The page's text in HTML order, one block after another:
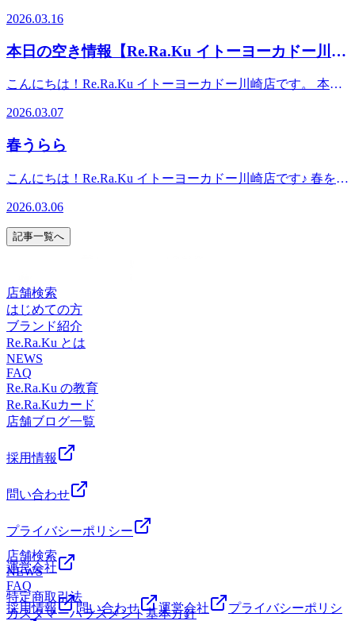
イトーヨーカドー川崎店2F（赤ちゃん休憩室横）【アクセ
ス40系統乗車、「小田栄」下車◎電車 JR「浜川崎駅」徒
歩10分。JR「小田栄駅」徒歩5分。◎車 JR川崎駅、京急川
崎駅より車で10分。イトーヨーカドー川崎専用駐車場あり。
川崎店、ゴルフファイブ川崎店横
話かWebからのご予約がオススメです。スタッフ一同、心よ
カドー川崎店営業時間 10:00-20:00（最終受付 19:15）TEL
イトーヨーカドー川崎店2F（赤ちゃん休憩室横） 【アクセ
ス40系統乗車、「小田栄」下車◎電車 JR「浜川崎駅」徒
歩10分。JR「小田栄駅」徒歩5分。◎車 JR川崎駅、京急川
崎駅より車で10分。イトーヨーカドー川崎専用駐車場あり。
イトーヨーカドー川崎店（旧エスパ川崎）2階スポーツデポ
川崎店、ゴルフファイブ川崎店横
その都度変わる可能性があります。空き時間の枠がない場合
お問合せくださいませ。事前にお電話かWebからのご予約が
オススメです。スタッフ一同、心よりお待ちしております
♪♪【店舗案内】Re.Ra.Ku イトーヨーカドー川崎店営業時間
神奈川県川崎市川崎区小田栄2-2-1イトーヨーカドー川崎店
から東口6番バス乗場、川崎市営バス40系統乗車、「小田
駅」徒歩5分。◎車 JR川崎駅、京急川崎駅より車で10分。
崎店（旧エスパ川崎）2階スポーツデポ川崎店、ゴルフファ
イブ川崎店横
20：00 また、予約状況はその都度変わる可能性がありま
す。空き時間の枠がない場合でもお電話にてご案内可能な場
合もございますのでお気軽にお問合せくださいませ。事前に
心よりお待ちしております♪♪【店舗案内】Re.Ra.Ku イトー
ヨーカドー川崎店営業時間 10:00-20:00（最終受付 19:15）
2-2-1イトーヨーカドー川崎店2F（赤ちゃん休憩室横）【ア
クセス】◎バス 「川崎駅」から東口6番バス乗場、川崎市
営バス40系統乗車、「小田栄」下車◎電車 JR「浜川崎
京急川崎駅より車で10分。イトーヨーカドー川崎専用駐車場
ツデポ川崎店、ゴルフファイブ川崎店横
2026.03.16
本日の空き情報【Re.Ra.Ku イトーヨーカドー川崎
こんにちは！Re.Ra.Ku イトーヨーカドー川崎店です。 本日
ますので、今日がチャンスです★ 【ご案内可能時間】11：
00～20：00お時間帯によっては2名様同時のご案内も可能と
なっております！(ペア利用の場合は、事前にお電話にてお
る可能性があります。空き時間の枠がない場合でもお電話に
てご案内可能な場合もございますのでお気軽にお問合せくだ
さいませ。事前にお電話かWebからのご予約がオススメで
す。スタッフ一同、心よりお待ちしております♪♪【店舗案
内】Re.Ra.Ku イトーヨーカドー川崎店営業時間 10:00-
川県川崎市川崎区小田栄2-2-1イトーヨーカドー川崎店
2F（赤ちゃん休憩室横）【アクセス】◎バス 「川崎駅」
から東口6番バス乗場、川崎市営バス40系統乗車、「小田
栄」下車◎電車 JR「浜川崎駅」徒歩10分。JR「小田栄
駅」徒歩5分。◎車 JR川崎駅、京急川崎駅より車で10分。
イトーヨーカドー川崎専用駐車場あり。イトーヨーカドー川
崎店（旧エスパ川崎）2階スポーツデポ川崎店、ゴルフファ
イブ川崎店横
2026.03.07
春うらら
こんにちは！Re.Ra.Ku イトーヨーカドー川崎店です♪ 春を感
差や気圧の変化で自律神経が乱れやすい季節です。春バテや
寒暖差疲労など心身に様々な不調など感じる方もいらっしゃ
るかと思います。乱れた自律神経を整えるのにRe.Ra.Kuを活
約状況のご案内です☆彡 【ご案内可能時間】10：00～20：
00お時間帯によっては2名様同時のご案内も可能となってお
ります！(ペア利用の場合は、事前にお電話にてお問い合わ
せくださいませ。) また、予約状況はその都度変わる可能性
があります。空き時間の枠がない場合でもお電話にてご案内
可能な場合もございますのでお気軽にお問合せくださいま
せ。事前にお電話かWebからのご予約がオススメです。スタ
ッフ一同、心よりお待ちしております♪♪【店舗案内】
Re.Ra.Ku イトーヨーカドー川崎店営業時間 10:00-20:00（最
終受付 19:15）TEL 044-589-7315〒210-0843 神奈川県川崎
市川崎区小田栄2-2-1イトーヨーカドー川崎店2F（赤ちゃん
休憩室横）【アクセス】◎バス 「川崎駅」から東口6番バ
ス乗場、川崎市営バス40系統乗車、「小田栄」下車◎電車
JR川崎駅、京急川崎駅より車で10分。イトーヨーカドー川
崎）2階スポーツデポ川崎店、ゴルフファイブ川崎店横
2026.03.06
記事一覧へ
店舗検索
はじめての方
ブランド紹介
Re.Ra.Ku とは
NEWS
FAQ
Re.Ra.Ku の教育
Re.Ra.Kuカード
店舗ブログ一覧
採用情報
問い合わせ
プライバシーポリシー
運営会社
特定商取引法
カスタマーハラスメント基本方針
店舗検索
NEWS
FAQ
採用情報
問い合わせ 運営会社 プライバシーポリシ